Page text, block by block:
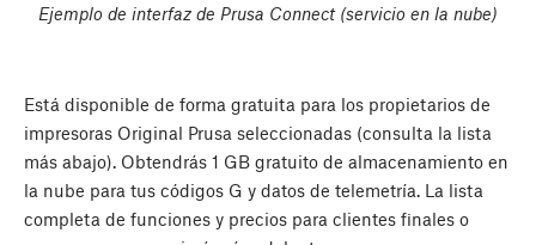
Ejemplo de interfaz de Prusa Connect (servicio en la nube)
Está disponible de forma gratuita para los propietarios de
impresoras Original Prusa seleccionadas (consulta la lista
más abajo). Obtendrás 1 GB gratuito de almacenamiento en
la nube para tus códigos G y datos de telemetría. La lista
completa de funciones y precios para clientes finales o